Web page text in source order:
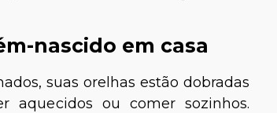
nascido em casa
suas orelhas estão dobradas
ou comer sozinhos.